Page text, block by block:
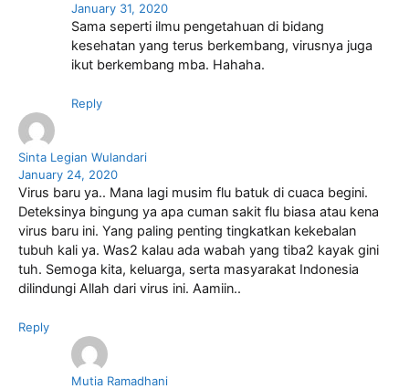
January 31, 2020
Sama seperti ilmu pengetahuan di bidang
kesehatan yang terus berkembang, virusnya juga
ikut berkembang mba. Hahaha.
Reply
Sinta Legian Wulandari
January 24, 2020
Virus baru ya.. Mana lagi musim flu batuk di cuaca begini.
Deteksinya bingung ya apa cuman sakit flu biasa atau kena
virus baru ini. Yang paling penting tingkatkan kekebalan
tubuh kali ya. Was2 kalau ada wabah yang tiba2 kayak gini
tuh. Semoga kita, keluarga, serta masyarakat Indonesia
dilindungi Allah dari virus ini. Aamiin..
Reply
Mutia Ramadhani